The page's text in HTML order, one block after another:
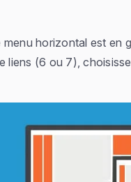
horizontal est en
(6 ou 7),